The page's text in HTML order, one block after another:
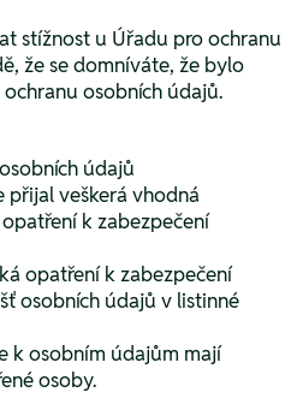
stížnost u Úřadu pro ochranu
že se domníváte, že bylo
osobních údajů.
údajů
přijal veškerá vhodná
k zabezpečení
opatření k zabezpečení
osobních údajů v listinné
k osobním údajům mají
osoby.